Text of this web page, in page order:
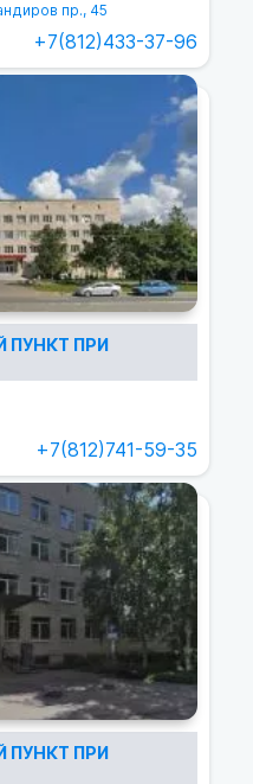
пр., 45
+7(812)433-37-96
ПУНКТ ПРИ
+7(812)741-59-35
ПУНКТ ПРИ